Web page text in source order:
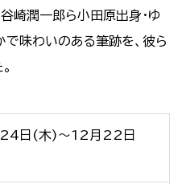
崎潤一郎ら小田原出身・ゆ
味わいのある筆跡を、彼ら
日(木)～12月22日